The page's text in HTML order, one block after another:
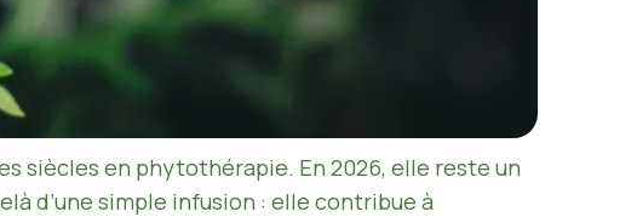
siècles en phytothérapie. En 2026, elle reste un
d’une simple infusion : elle contribue à